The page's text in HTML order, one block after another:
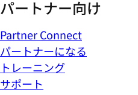
パートナー向け
Partner Connect
パートナーになる
トレーニング
サポート